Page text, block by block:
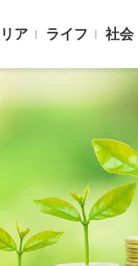
ア ライフ 社会